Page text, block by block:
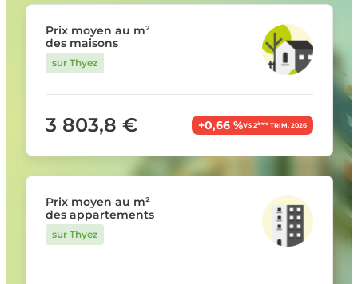
Prix moyen au m²
des maisons
sur Thyez
3 803,8 € +0,66 %VS 2èmeTRIM. 2026
Prix moyen au m²
des appartements
sur Thyez